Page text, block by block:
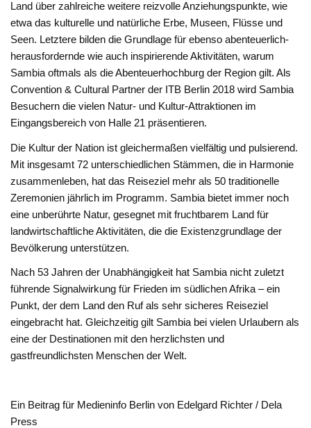
Land über zahlreiche weitere reizvolle Anziehungspunkte, wie
etwa das kulturelle und natürliche Erbe, Museen, Flüsse und
Seen. Letztere bilden die Grundlage für ebenso abenteuerlich-
herausfordernde wie auch inspirierende Aktivitäten, warum
Sambia oftmals als die Abenteuerhochburg der Region gilt. Als
Convention & Cultural Partner der ITB Berlin 2018 wird Sambia
Besuchern die vielen Natur- und Kultur-Attraktionen im
Eingangsbereich von Halle 21 präsentieren.
Die Kultur der Nation ist gleichermaßen vielfältig und pulsierend.
Mit insgesamt 72 unterschiedlichen Stämmen, die in Harmonie
zusammenleben, hat das Reiseziel mehr als 50 traditionelle
Zeremonien jährlich im Programm. Sambia bietet immer noch
eine unberührte Natur, gesegnet mit fruchtbarem Land für
landwirtschaftliche Aktivitäten, die die Existenzgrundlage der
Bevölkerung unterstützen.
Nach 53 Jahren der Unabhängigkeit hat Sambia nicht zuletzt
führende Signalwirkung für Frieden im südlichen Afrika – ein
Punkt, der dem Land den Ruf als sehr sicheres Reiseziel
eingebracht hat. Gleichzeitig gilt Sambia bei vielen Urlaubern als
eine der Destinationen mit den herzlichsten und
gastfreundlichsten Menschen der Welt.
Ein Beitrag für Medieninfo Berlin von Edelgard Richter / Dela
Press